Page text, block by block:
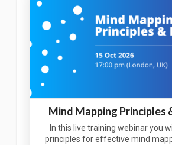
Mind Mapping Principles
In this live training webinar you
principles for effective mind